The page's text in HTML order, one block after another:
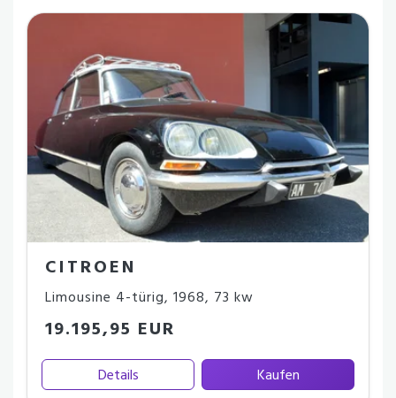
CITROEN
Limousine 4-türig, 1968, 73 kw
19.195,95 EUR
Details Kaufen